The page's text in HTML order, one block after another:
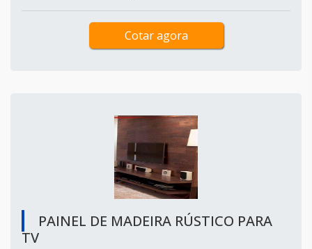
Cotar agora
PAINEL DE MADEIRA RÚSTICO PARA
TV